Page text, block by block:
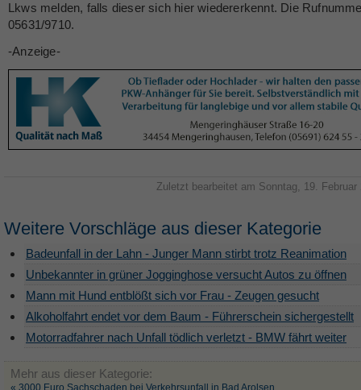
Lkws melden, falls dieser sich hier wiedererkennt. Die
05631/9710.
-Anzeige-
Zuletzt bearbeitet am Sonntag, 19. Februar
Weitere Vorschläge aus dieser Kategorie
Badeunfall in der Lahn - Junger Mann stirbt trotz Reanimation
Unbekannter in grüner Jogginghose versucht Autos zu öffnen
Mann mit Hund entblößt sich vor Frau - Zeugen gesucht
Alkoholfahrt endet vor dem Baum - Führerschein sichergestellt
Motorradfahrer nach Unfall tödlich verletzt - BMW fährt weiter
Mehr aus dieser Kategorie:
« 3000 Euro Sachschaden bei Verkehrsunfall in Bad Arolsen